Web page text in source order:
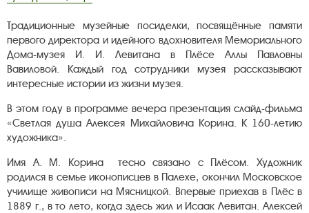
Традиционные музейные посиделки, посвящённые памяти
первого директора и идейного вдохновителя Мемориального
Дома-музея И. И. Левитана в Плёсе Аллы Павловны
Вавиловой. Каждый год сотрудники музея рассказывают
интересные истории из жизни музея.
В этом году в программе вечера презентация слайд-фильма
«Светлая душа Алексея Михайловича Корина. К 160-летию
художника».
Имя А. М. Корина тесно связано с Плёсом. Художник
родился в семье иконописцев в Палехе, окончил Московское
училище живописи на Мясницкой. Впервые приехав в Плёс в
1889 г., в то лето, когда здесь жил и Исаак Левитан. Алексей